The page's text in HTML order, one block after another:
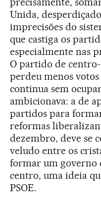
Unida,
imprecisões do
que castiga os
especialmente nas
O partido de
perdeu menos
continua sem
ambicionava: a de
partidos para
reformas
dezembro, deve se
veludo entre os
formar um governo
centro, uma ideia
PSOE.